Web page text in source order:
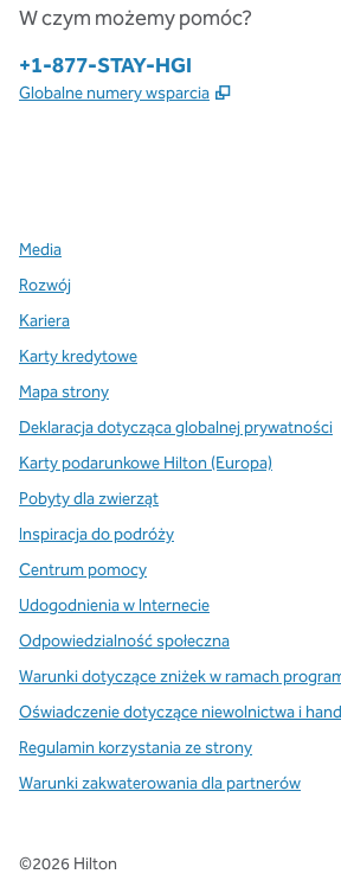
W czym możemy pomóc?
Telefon:
+1-877-STAY-HGI
Globalne numery wsparcia ,
Media
Rozwój
Kariera
Karty kredytowe
Mapa strony
Deklaracja dotycząca globalnej prywatności
Karty podarunkowe Hilton (Europa)
Pobyty dla zwierząt
Inspiracja do podróży
Centrum pomocy
Udogodnienia w Internecie
Odpowiedzialność społeczna
Warunki dotyczące zniżek w ramach
Oświadczenie dotyczące niewolnictwa i
Regulamin korzystania ze strony
Warunki zakwaterowania dla partnerów
©2026 Hilton